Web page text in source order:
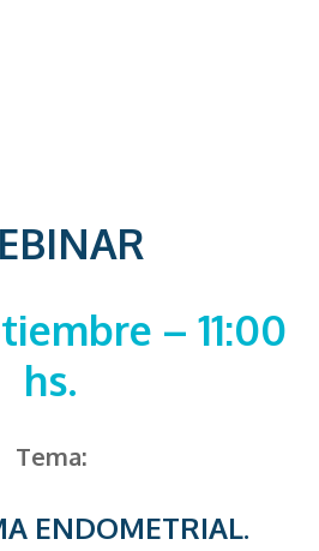
– 11:00
hs.
Tema:
ENDOMETRIAL.